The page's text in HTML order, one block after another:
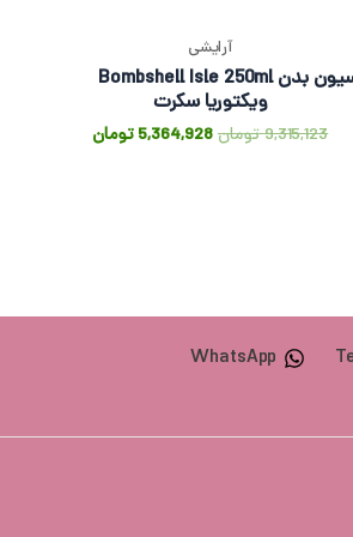
آرایشی
لوسیون بدن Bombshell Isle 250ml
ویکتوریا سکرت
9,315,123تومان5,364,928 تومان
WhatsApp